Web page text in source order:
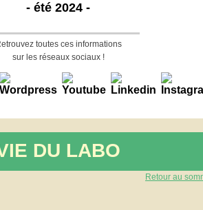
- été 2024 -
toutes ces informations
sur les réseaux sociaux !
DU LABO
Retour au